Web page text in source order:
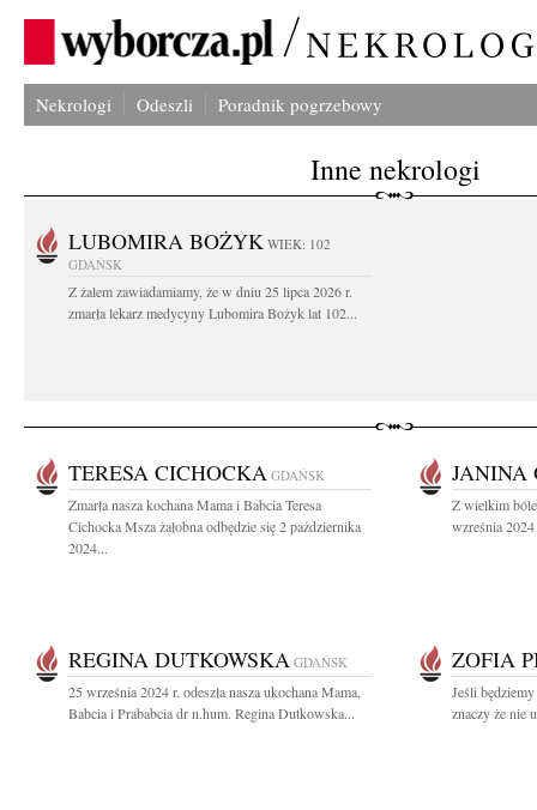
Nekrologi Odeszli Poradnik pogrzebowy
Inne nekrologi
LUBOMIRA BOŻYK WIEK: 102
GDAŃSK
Z żalem zawiadamiamy, że w dniu 25 lipca 2026 r.
zmarła lekarz medycyny Lubomira Bożyk lat 102...
TERESA CICHOCKA GDAŃSK
Zmarła nasza kochana Mama i Babcia Teresa
Cichocka Msza żałobna odbędzie się 2 pażdziernika
2024...
JANINA
Z wielkim
wzreśnia 2024
REGINA DUTKOWSKA GDAŃSK
25 września 2024 r. odeszła nasza ukochana Mama,
Babcia i Prababcia dr n.hum. Regina Dutkowska...
ZOFIA
Jeśli
znaczy że nie